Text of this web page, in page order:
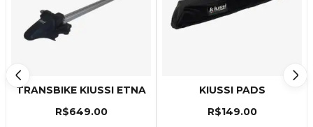
TRANSBIKE KIUSSI ETNA
R$649.00
KIUSSI PADS
R$149.00